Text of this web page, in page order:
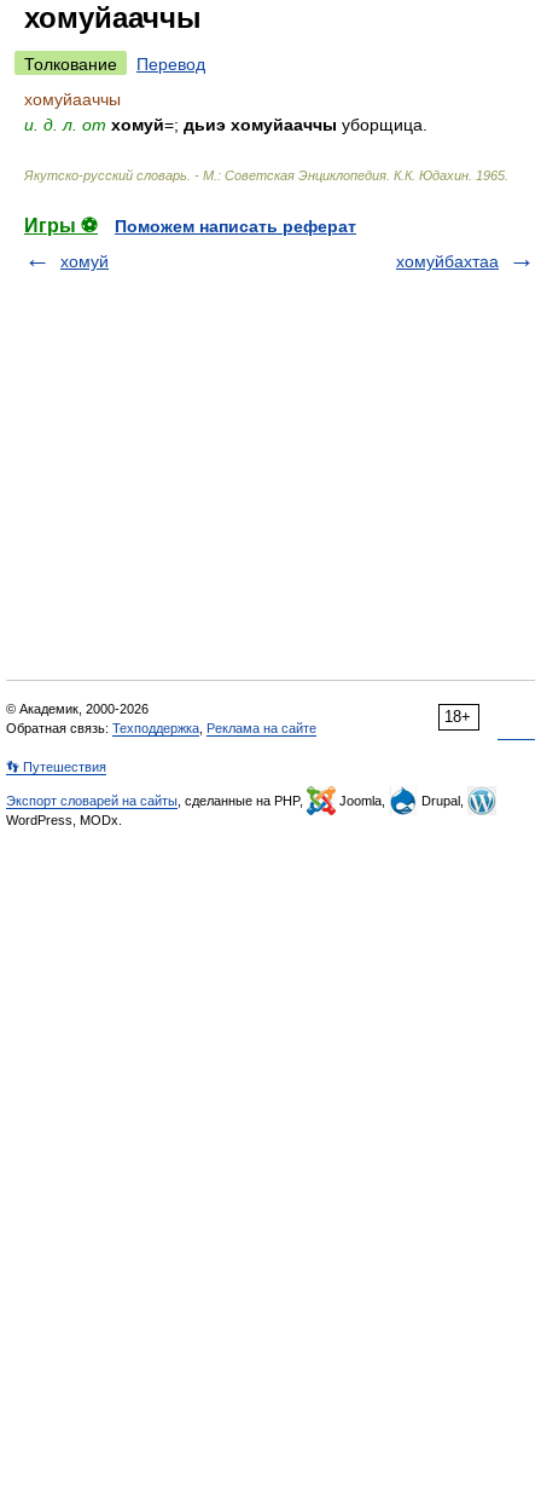
хомуйааччы
Толкование
Перевод
хомуйааччы
и. д. л. от хомуй=; дьиэ хомуйааччы уборщица.
Якутско-русский словарь. - М.: Советская Энциклопедия К.К. Юдахин 1965
Игры ⚽
Поможем написать реферат
хомуй
хомуйбахтаа
18+
© Академик, 2000-2026
Обратная связь: Техподдержка Реклама на сайте
👣 Путешествия
Экспорт словарей на сайты , сделанные на PHP, Joomla,
Drupal,
WordPress, MODx.